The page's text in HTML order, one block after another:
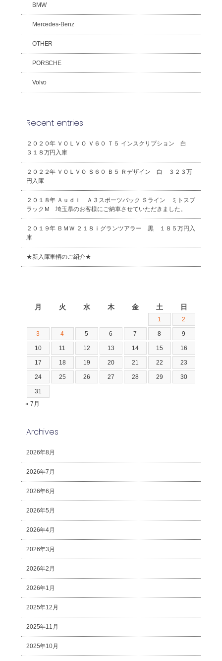
BMW
Mercedes-Benz
OTHER
PORSCHE
Volvo
Recent entries
２０２０年 ＶＯＬＶＯ Ｖ６０ Ｔ５ インスクリプション 白
３１８万円入庫
２０２２年 ＶＯＬＶＯ Ｓ６０ Ｂ５ Ｒデザイン 白 ３２３万
円入庫
２０１８年 Ａｕｄｉ Ａ３スポーツバック Ｓライン ミトスブ
ラックＭ 埼玉県のお客様にご納車させていただきました。
２０１９年 ＢＭＷ ２１８ｉグランツアラー 黒 １８５万円入
庫
★新入庫車輌のご紹介★
月 火 水 木 金 土 日
1 2
3 4 5 6 7 8 9
10 11 12 13 14 15 16
17 18 19 20 21 22 23
24 25 26 27 28 29 30
31
« 7月
Archives
2026年8月
2026年7月
2026年6月
2026年5月
2026年4月
2026年3月
2026年2月
2026年1月
2025年12月
2025年11月
2025年10月